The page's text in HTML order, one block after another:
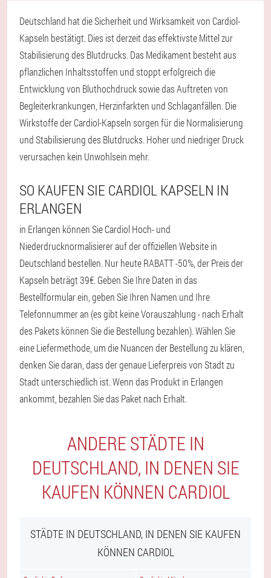
Deutschland hat die Sicherheit und Wirksamkeit von Cardiol-
Kapseln bestätigt. Dies ist derzeit das effektivste Mittel zur
Stabilisierung des Blutdrucks. Das Medikament besteht aus
pflanzlichen Inhaltsstoffen und stoppt erfolgreich die
Entwicklung von Bluthochdruck sowie das Auftreten von
Begleiterkrankungen, Herzinfarkten und Schlaganfällen. Die
Wirkstoffe der Cardiol-Kapseln sorgen für die Normalisierung
und Stabilisierung des Blutdrucks. Hoher und niedriger Druck
verursachen kein Unwohlsein mehr.
SO KAUFEN SIE CARDIOL KAPSELN IN
ERLANGEN
in Erlangen können Sie Cardiol Hoch- und
Niederdrucknormalisierer auf der offiziellen Website in
Deutschland bestellen. Nur heute RABATT -50%, der Preis der
Kapseln beträgt 39€. Geben Sie Ihre Daten in das
Bestellformular ein, geben Sie Ihren Namen und Ihre
Telefonnummer an (es gibt keine Vorauszahlung - nach Erhalt
des Pakets können Sie die Bestellung bezahlen). Wählen Sie
eine Liefermethode, um die Nuancen der Bestellung zu klären,
denken Sie daran, dass der genaue Lieferpreis von Stadt zu
Stadt unterschiedlich ist. Wenn das Produkt in Erlangen
ankommt, bezahlen Sie das Paket nach Erhalt.
ANDERE STÄDTE IN
DEUTSCHLAND, IN DENEN SIE
KAUFEN KÖNNEN CARDIOL
STÄDTE IN DEUTSCHLAND, IN DENEN SIE KAUFEN
KÖNNEN CARDIOL